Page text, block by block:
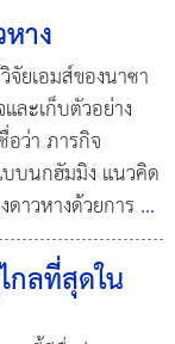
าง
ยเอมส์ของนาซา
ละเก็บตัวอย่าง
ว่า ภารกิจ
บบนกฮัมมิง แนวคิด
าวหางด้วยการ ...
กลที่สุดใน